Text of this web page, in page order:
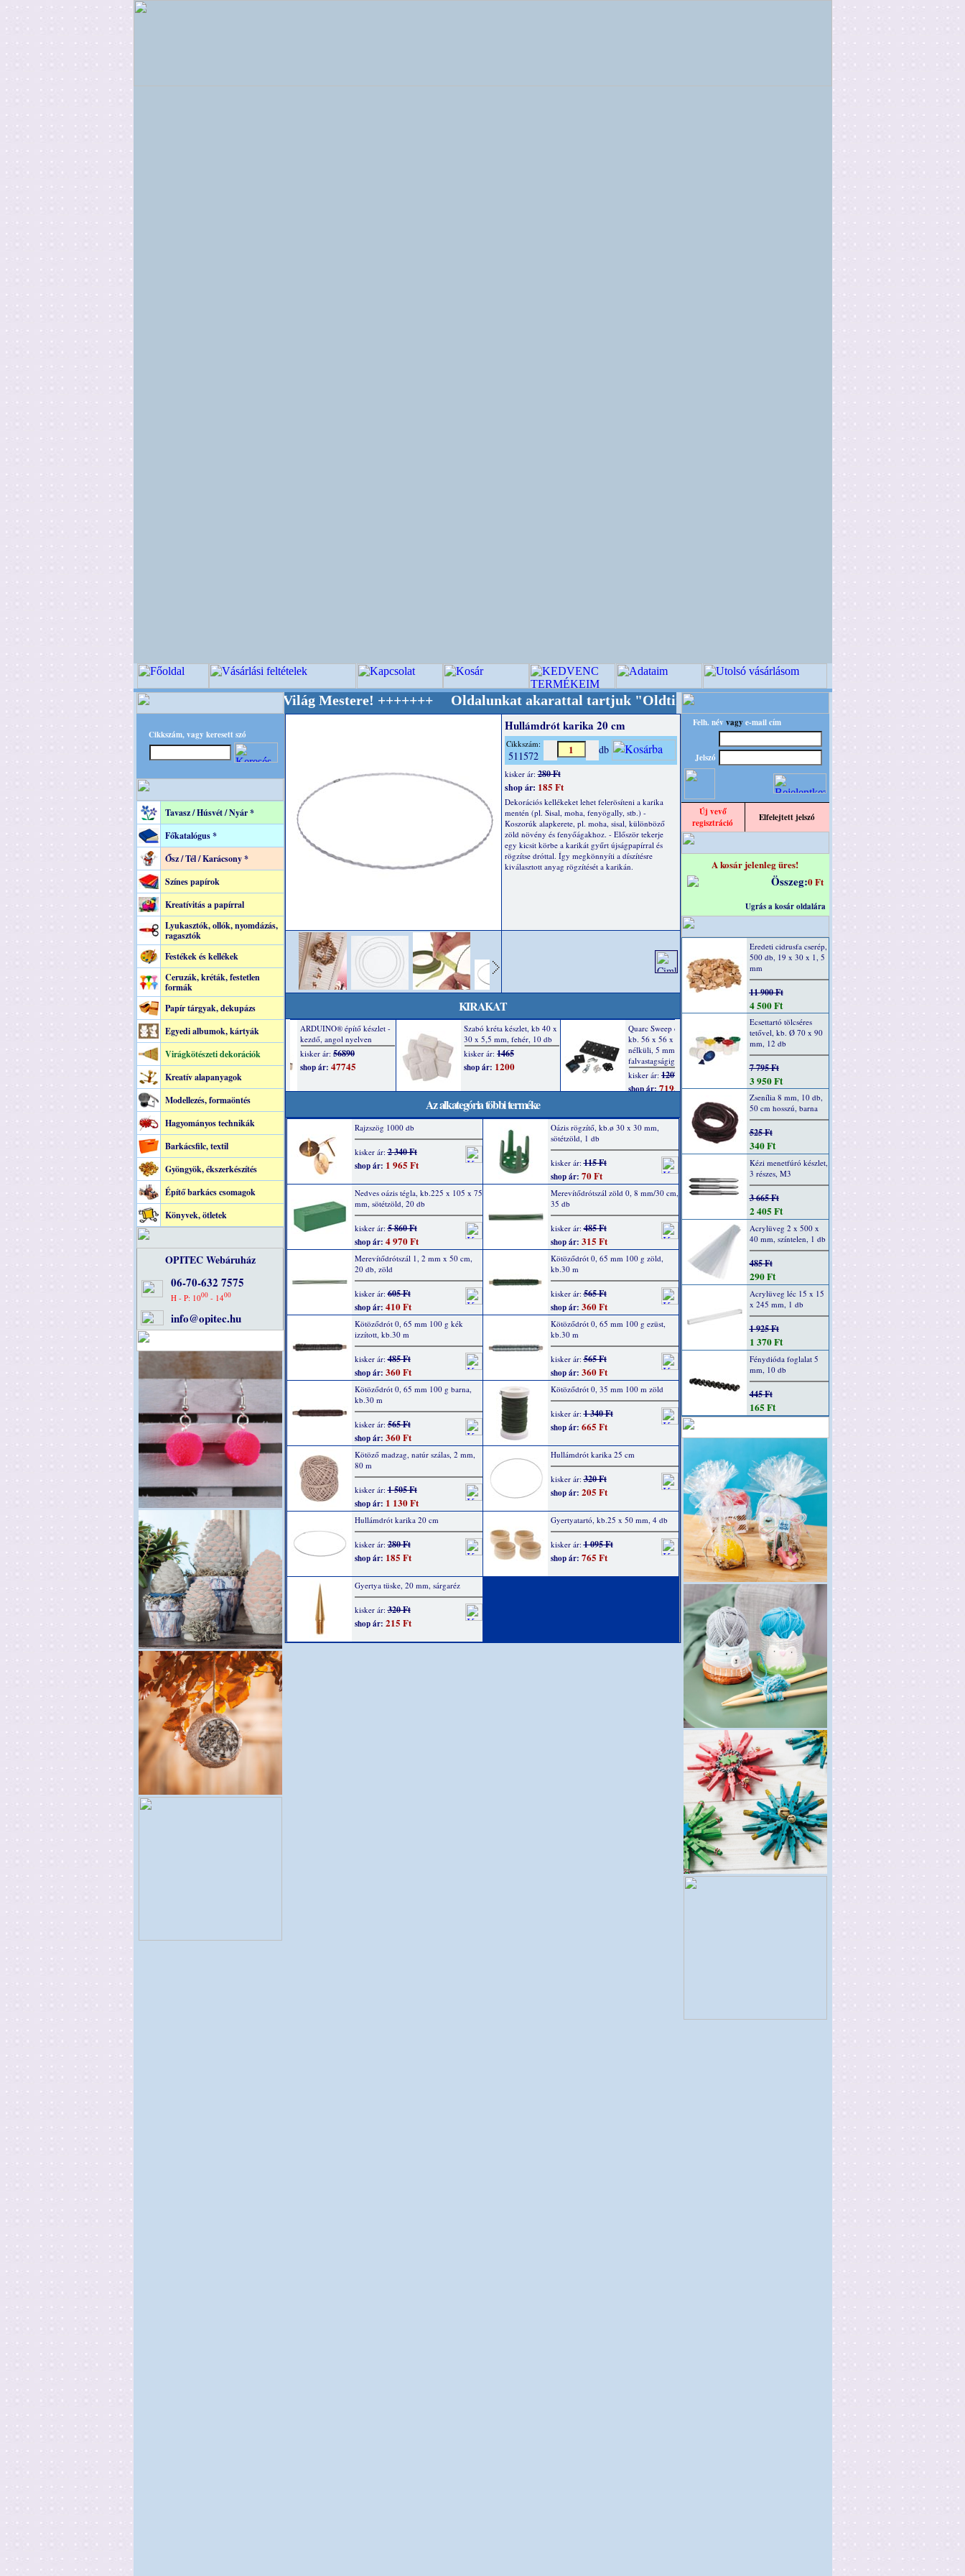
Cikkszám, vagy keresett szó
Tavasz / Húsvét / Nyár *
Főkatalógus *
Ősz / Tél / Karácsony *
Színes papírok
Kreatívitás a papírral
Lyukasztók, ollók, nyomdázás,
ragasztók
Festékek és kellékek
Ceruzák, kréták, festetlen
formák
Papír tárgyak, dekupázs
Egyedi albumok, kártyák
Virágkötészeti dekorációk
Kreatív alapanyagok
Modellezés, formaöntés
Hagyományos technikák
Barkácsfilc, textil
Gyöngyök, ékszerkészítés
Építő barkács csomagok
Könyvek, ötletek
OPITEC Webáruház
06-70-632 7575
H - P: 1000 - 1400
info@opitec.hu
+++++++ OPITEC - A Kreatív Világ Mestere! +++++++ Oldalunkat akarattal tartjuk "Oldtimer/RETRO" designba!
+++++++ OPITEC - A
Hullámdrót karika 20 cm
Cikkszám:
511572 db
kisker ár:280 Ft
shop ár: 185 Ft
Dekorációs kellékeket lehet felerösíteni a karika
mentén (pl. Sisal, moha, fenyögally, stb.) -
Koszorúk alapkerete, pl. moha, sisal, különböző
zöld növény és fenyőágakhoz. - Először tekerje
egy kicsit körbe a karikát gyűrt újságpapírral és
rögzítse dróttal. Így megkönnyíti a díszítésre
kiválasztott anyag rögzítését a karikán.
KIRAKAT
Az alkategória többi terméke
Rajzszög 1000 db
kisker ár:2 340 Ft
shop ár: 1 965 Ft
Oázis rögzítő, kb.ø 30 x 30 mm,
sötétzöld, 1 db
kisker ár:115 Ft
shop ár: 70 Ft
Nedves oázis tégla, kb.225 x 105 x 75
mm, sötétzöld, 20 db
kisker ár:5 860 Ft
shop ár: 4 970 Ft
Merevítődrótszál zöld 0, 8 mm/30 cm,
35 db
kisker ár:485 Ft
shop ár: 315 Ft
Merevítődrótszál 1, 2 mm x 50 cm,
20 db, zöld
kisker ár:605 Ft
shop ár: 410 Ft
Kötöződrót 0, 65 mm 100 g zöld,
kb.30 m
kisker ár:565 Ft
shop ár: 360 Ft
Kötöződrót 0, 65 mm 100 g kék
izzított, kb.30 m
kisker ár:485 Ft
shop ár: 360 Ft
Kötöződrót 0, 65 mm 100 g ezüst,
kb.30 m
kisker ár:565 Ft
shop ár: 360 Ft
Kötöződrót 0, 65 mm 100 g barna,
kb.30 m
kisker ár:565 Ft
shop ár: 360 Ft
Kötöződrót 0, 35 mm 100 m zöld
kisker ár:1 340 Ft
shop ár: 665 Ft
Kötöző madzag, natúr szálas, 2 mm,
80 m
kisker ár:1 505 Ft
shop ár: 1 130 Ft
Hullámdrót karika 25 cm
kisker ár:320 Ft
shop ár: 205 Ft
Hullámdrót karika 20 cm
kisker ár:280 Ft
shop ár: 185 Ft
Gyertyatartó, kb.25 x 50 mm, 4 db
kisker ár:1 095 Ft
shop ár: 765 Ft
Gyertya tüske, 20 mm, sárgaréz
kisker ár:320 Ft
shop ár: 215 Ft
Felh. név vagy e-mail cím
Jelszó
Új vevő
regisztráció
Elfelejtett jelszó
A kosár jelenleg üres!
Összeg:0 Ft
Ugrás a kosár oldalára
Eredeti cidrusfa cserép,
500 db, 19 x 30 x 1, 5
mm
11 900 Ft
4 500 Ft
Ecsettartó tölcséres
tetővel, kb. Ø 70 x 90
mm, 12 db
7 795 Ft
3 950 Ft
Zsenília 8 mm, 10 db,
50 cm hosszú, barna
525 Ft
340 Ft
Kézi menetfúró készlet,
3 részes, M3
3 665 Ft
2 405 Ft
Acrylüveg 2 x 500 x
40 mm, színtelen, 1 db
485 Ft
290 Ft
Acrylüveg léc 15 x 15
x 245 mm, 1 db
1 925 Ft
1 370 Ft
Fénydióda foglalat 5
mm, 10 db
445 Ft
165 Ft